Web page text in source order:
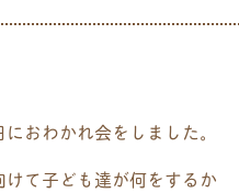
おわかれ会をしました。
けて子ども達が何をするか